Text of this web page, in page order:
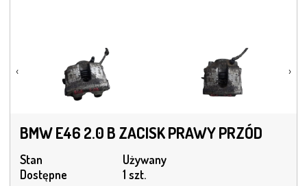
‹ ›
BMW E46 2.0 B ZACISK PRAWY PRZÓD
Stan
Używany
Dostępne
1 szt.